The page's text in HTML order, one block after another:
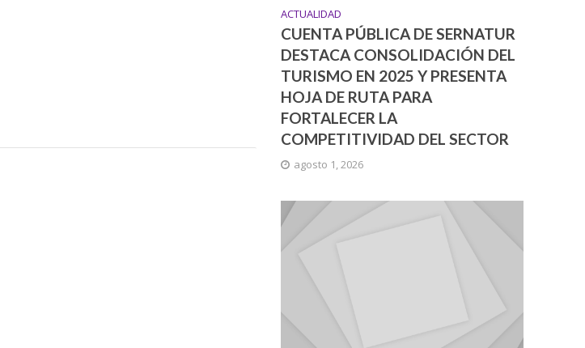
ACTUALIDAD
CUENTA PÚBLICA DE SERNATUR
DESTACA CONSOLIDACIÓN DEL
TURISMO EN 2025 Y PRESENTA
HOJA DE RUTA PARA
FORTALECER LA
COMPETITIVIDAD DEL SECTOR
agosto 1, 2026